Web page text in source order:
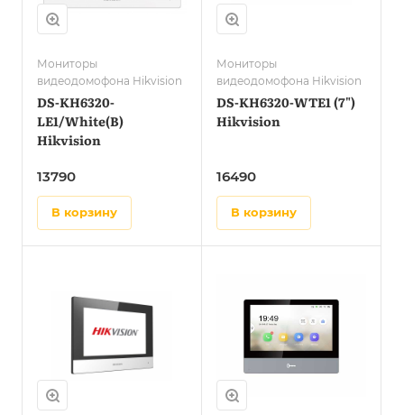
Мониторы
видеодомофона Hikvision
DS-KH6320-
LE1/White(B)
Hikvision
13790
в корзину
Мониторы
видеодомофона Hikvision
DS-KH6320-WTE1 (7")
Hikvision
16490
в корзину